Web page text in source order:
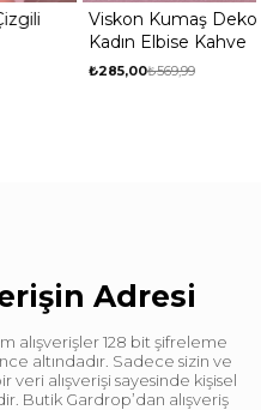
Viskon Kumaş Dekolteli Midi
Kadın Elbise Kahve
₺569,99
Adresi
alışverişler 128 bit şifreleme
altındadır. Sadece sizin ve
veri alışverişi sayesinde kişisel
Butik Gardrop’dan alışveriş